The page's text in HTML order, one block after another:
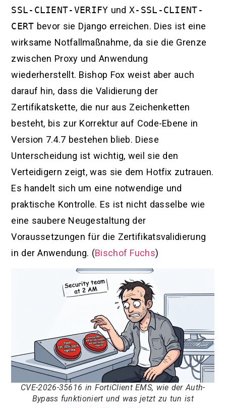
SSL-CLIENT-VERIFY und X-SSL-CLIENT-
CERT bevor sie Django erreichen. Dies ist eine
wirksame Notfallmaßnahme, da sie die Grenze
zwischen Proxy und Anwendung
wiederherstellt. Bishop Fox weist aber auch
darauf hin, dass die Validierung der
Zertifikatskette, die nur aus Zeichenketten
besteht, bis zur Korrektur auf Code-Ebene in
Version 7.4.7 bestehen blieb. Diese
Unterscheidung ist wichtig, weil sie den
Verteidigern zeigt, was sie dem Hotfix zutrauen.
Es handelt sich um eine notwendige und
praktische Kontrolle. Es ist nicht dasselbe wie
eine saubere Neugestaltung der
Voraussetzungen für die Zertifikatsvalidierung
in der Anwendung. (Bischof Fuchs)
CVE-2026-35616 in FortiClient EMS, wie der Auth-
Bypass funktioniert und was jetzt zu tun ist